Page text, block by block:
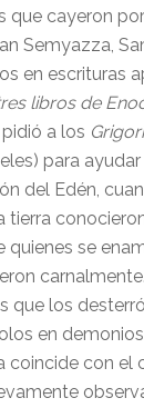
que cayeron
Semyazza,
en escrituras
libros de
a los Grigori
para
del Edén,
tierra
quienes se
que los
en
coincide con el